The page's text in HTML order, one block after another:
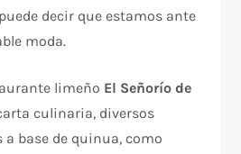
decir que estamos ante
moda.
limeño El Señorío de
culinaria, diversos
base de quinua, como